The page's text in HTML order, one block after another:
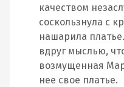
качеством
соскользнула с
нашарила
вдруг мыслью,
возмущенная
нее свое платье.